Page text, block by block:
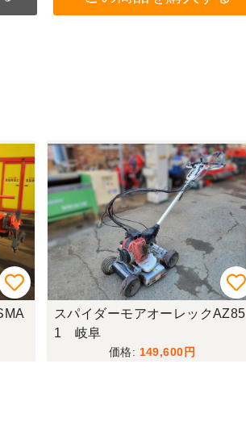
スパイダーモアオーレックAZ85
1 岐阜
149,600